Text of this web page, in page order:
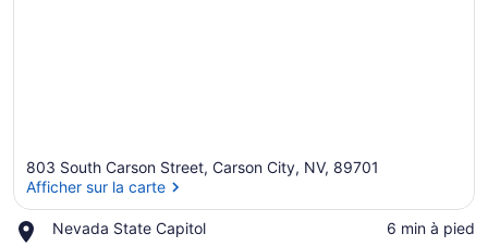
803 South Carson Street, Carson City, NV, 89701
Afficher sur la carte
Nevada State Capitol
Place,
‪6 min à pied‬